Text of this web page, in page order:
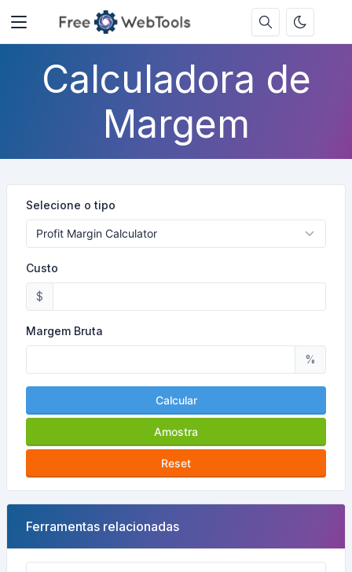
Calculadora de
Margem
Selecione o tipo
Custo
$
Margem Bruta
%
Calcular
Amostra
Reset
Ferramentas relacionadas